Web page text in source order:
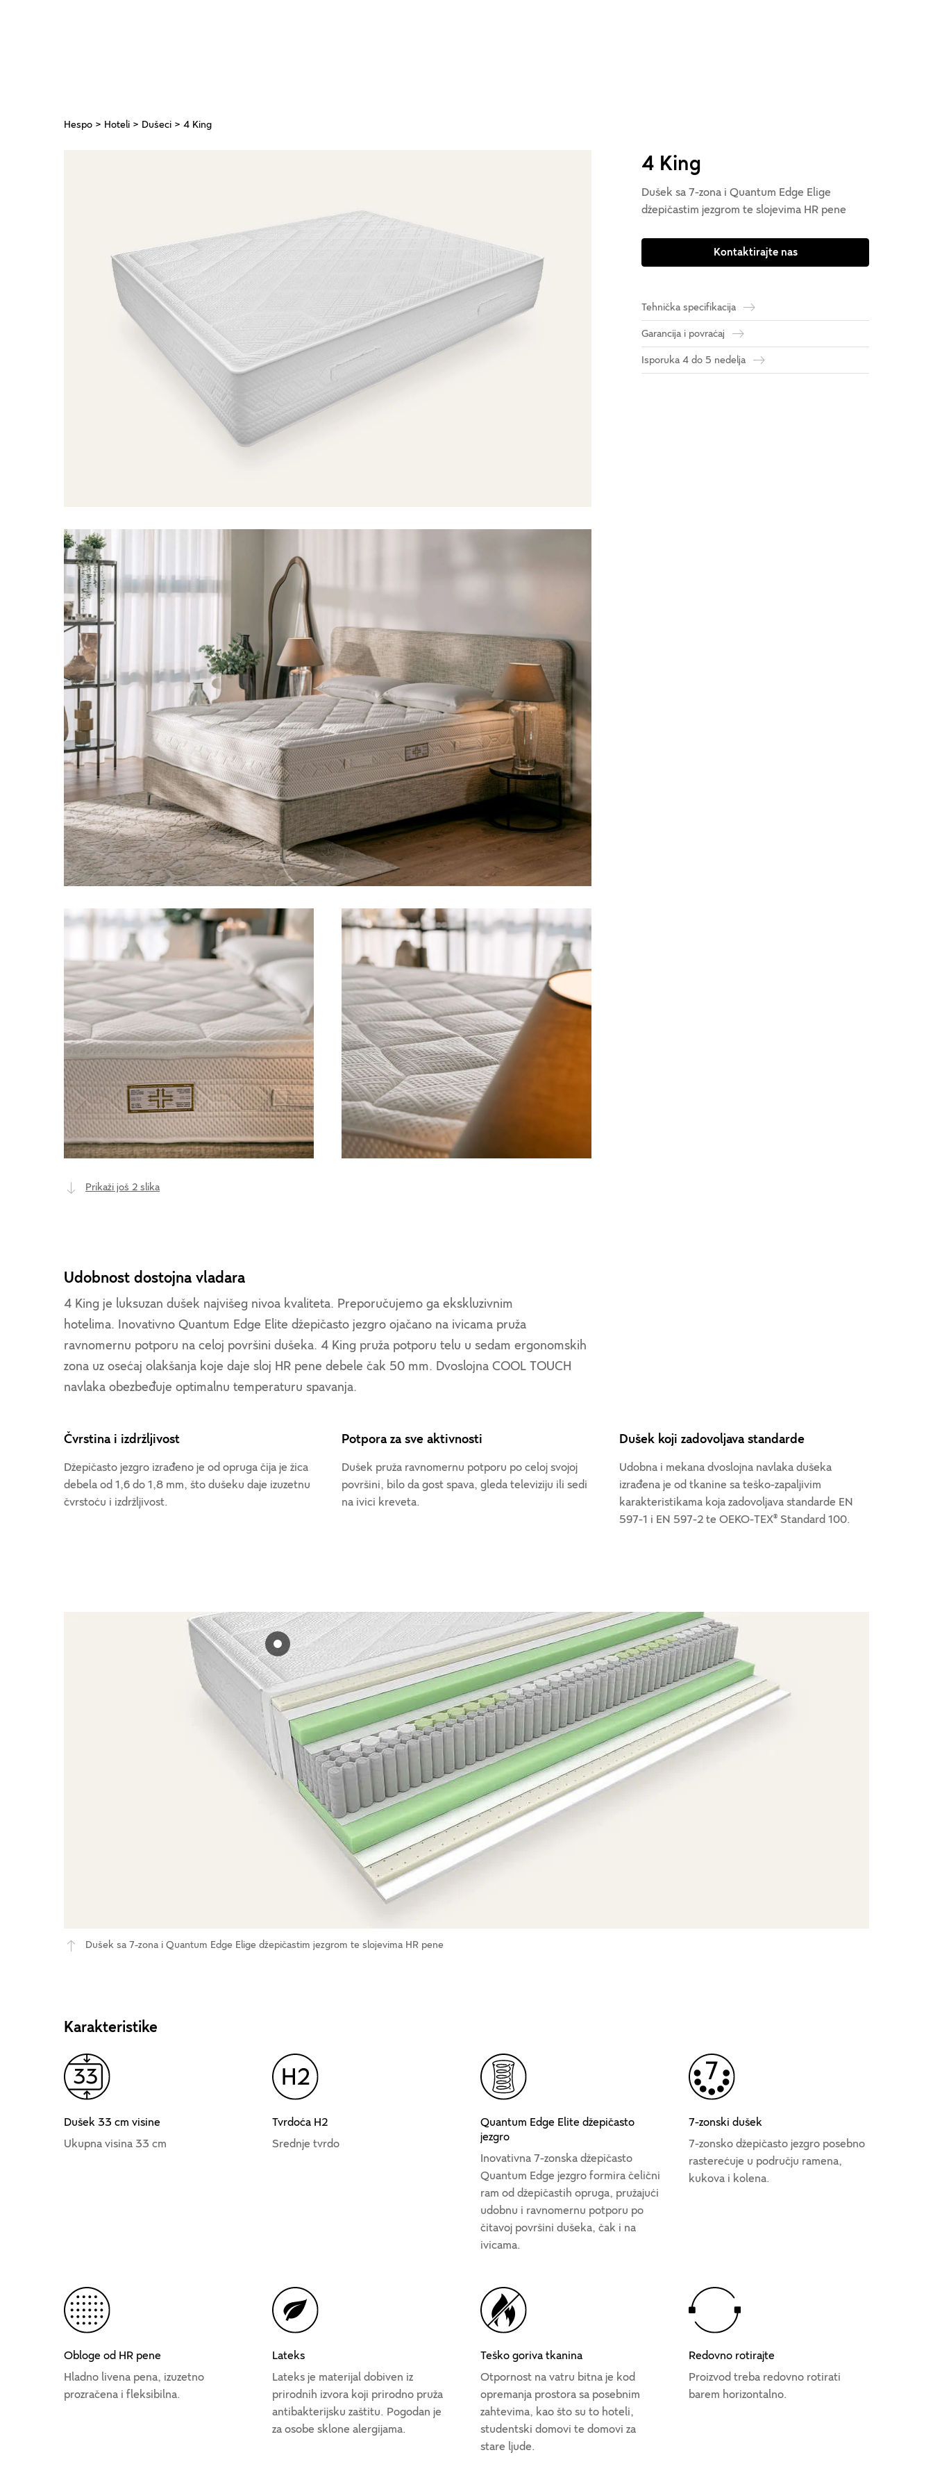
Hespo > Hoteli > Dušeci > 4 King
Prikaži još 2 slika
4 King
Dušek sa 7-zona i Quantum Edge Elige
džepičastim jezgrom te slojevima HR pene
Kontaktirajte nas
Tehnička specifikacija
Garancija i povraćaj
Isporuka 4 do 5 nedelja
Udobnost dostojna vladara
4 King je luksuzan dušek najvišeg nivoa kvaliteta. Preporučujemo ga ekskluzivnim
hotelima. Inovativno Quantum Edge Elite džepičasto jezgro ojačano na ivicama pruža
ravnomernu potporu na celoj površini dušeka. 4 King pruža potporu telu u sedam ergonomskih
zona uz osećaj olakšanja koje daje sloj HR pene debele čak 50 mm. Dvoslojna COOL TOUCH
navlaka obezbeđuje optimalnu temperaturu spavanja.
Čvrstina i izdržljivost
Džepičasto jezgro izrađeno je od opruga čija je žica
debela od 1,6 do 1,8 mm, što dušeku daje izuzetnu
čvrstoću i izdržljivost.
Potpora za sve aktivnosti
Dušek pruža ravnomernu potporu po celoj svojoj
površini, bilo da gost spava, gleda televiziju ili sedi
na ivici kreveta.
Dušek koji zadovoljava standarde
Udobna i mekana dvoslojna navlaka dušeka
izrađena je od tkanine sa teško-zapaljivim
karakteristikama koja zadovoljava standarde EN
597-1 i EN 597-2 te OEKO-TEX® Standard 100.
Dušek sa 7-zona i Quantum Edge Elige džepičastim jezgrom te slojevima HR pene
Karakteristike
Dušek 33 cm visine
Ukupna visina 33 cm
Tvrdoća H2
Srednje tvrdo
Quantum Edge Elite džepičasto
jezgro
Inovativna 7-zonska džepičasto
Quantum Edge jezgro formira čelični
ram od džepičastih opruga, pružajući
udobnu i ravnomernu potporu po
čitavoj površini dušeka, čak i na
ivicama.
7-zonski dušek
7-zonsko džepičasto jezgro posebno
rasterećuje u području ramena,
kukova i kolena.
Obloge od HR pene
Hladno livena pena, izuzetno
prozračena i fleksibilna.
Lateks
Lateks je materijal dobiven iz
prirodnih izvora koji prirodno pruža
antibakterijsku zaštitu. Pogodan je
za osobe sklone alergijama.
Teško goriva tkanina
Otpornost na vatru bitna je kod
opremanja prostora sa posebnim
zahtevima, kao što su to hoteli,
studentski domovi te domovi za
stare ljude.
Redovno rotirajte
Proizvod treba redovno rotirati
barem horizontalno.